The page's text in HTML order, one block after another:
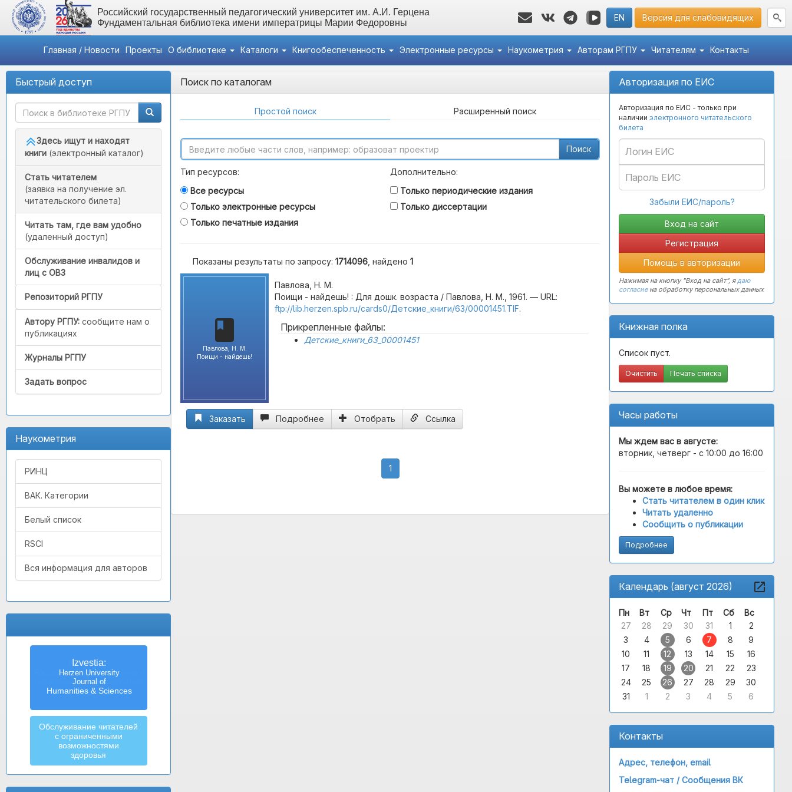
Российский государственный педагогический университет им. А.И. Герцена
Фундаментальная библиотека имени императрицы Марии Федоровны
EN Версия для слабовидящих
Главная / Новости Проекты О библиотеке Каталоги Книгообеспеченность Электронные ресурсы Наукометрия Авторам РГПУ Читателям Контакты
Быстрый доступ
Здесь ищут и находят
книги (электронный каталог)
Стать читателем
(заявка на получение эл.
читательского билета)
Читать там, где вам удобно
(удаленный доступ)
Обслуживание инвалидов и
лиц с ОВЗ
Репозиторий РГПУ
Автору РГПУ: сообщите нам о
публикациях
Журналы РГПУ
Задать вопрос
Наукометрия
РИНЦ
ВАК. Категории
Белый список
RSCI
Вся информация для авторов
Izvestia:
Herzen University
Journal of
Humanities & Sciences
Обслуживание читателей
с ограниченными
возможностями
здоровья
Авторизация по ЕИС
Авторизация по ЕИС - только при
наличии электронного читательского
билета
Забыли ЕИС/пароль?
Регистрация
Помощь в авторизации
Нажимая на кнопку "Вход на сайт", ядаю
согласиена обработку персональных данных
Книжная полка
Список пуст.
Очистить Печать списка
Часы работы
Мы ждем вас в августе:
вторник, четверг - с 10:00 до 16:00
Вы можете в любое время:
Стать читателем в один клик
Читать удаленно
Сообщить о публикации
Подробнее
Календарь (август 2026)
Пн Вт Ср Чт Пт Сб
Вс
27
28 29 30 31 1
2
3
4 5 6 7 8
9
10
11 12 13 14 15
16
17
18 19 20 21 22
23
24
25 26 27 28 29
30
31
1 2 3 4 5 6
Контакты
Адрес, телефон, email
Telegram-чат /Сообщения ВК
Поиск по каталогам
Простой поиск Расширенный поиск
Поиск
Тип ресурсов:
Все ресурсы
Только электронные ресурсы
Только печатные издания
Дополнительно:
Только периодические издания
Только диссертации
Показаны результаты по запросу: 1714096 , найдено 1
Павлова, Н. М.
Поищи - найдешь!
Павлова, Н. М.
Поищи - найдешь! : Для дошк. возраста / Павлова, Н. М., 1961. — URL:
ftp://lib.herzen.spb.ru/cards0/Детские_книги/63/00001451.TIF.
Прикрепленные файлы:
Детские_книги_63_00001451
Заказать Подробнее Отобрать Ссылка
1(current)